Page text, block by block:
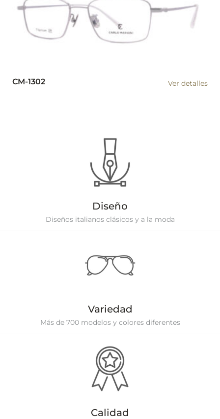
CM-1302 Ver detalles
Diseño
Diseños italianos clásicos y a la moda
Variedad
Más de 700 modelos y colores diferentes
Calidad